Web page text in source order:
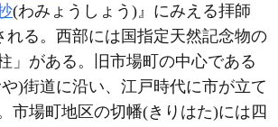
(わみょうしょう)』にみえる拝師
れる。西部には国指定天然記念物の
」がある。旧市場町の中心である
)街道に沿い、江戸時代に市が立て
市場町地区の切幡(きりはた)には四